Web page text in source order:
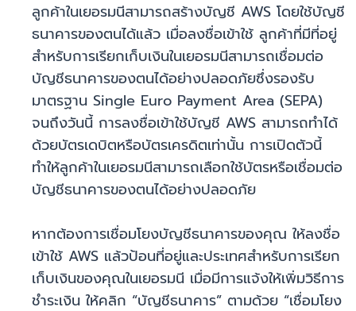
ลูกค้าในเยอรมนีสามารถสร้างบัญชี AWS โดยใช้บัญชี
ธนาคารของตนได้แล้ว เมื่อลงชื่อเข้าใช้ ลูกค้าที่มีที่อยู่
สำหรับการเรียกเก็บเงินในเยอรมนีสามารถเชื่อมต่อ
บัญชีธนาคารของตนได้อย่างปลอดภัยซึ่งรองรับ
มาตรฐาน Single Euro Payment Area (SEPA)
จนถึงวันนี้ การลงชื่อเข้าใช้บัญชี AWS สามารถทำได้
ด้วยบัตรเดบิตหรือบัตรเครดิตเท่านั้น การเปิดตัวนี้
ทำให้ลูกค้าในเยอรมนีสามารถเลือกใช้บัตรหรือเชื่อมต่อ
บัญชีธนาคารของตนได้อย่างปลอดภัย
หากต้องการเชื่อมโยงบัญชีธนาคารของคุณ ให้ลงชื่อ
เข้าใช้ AWS แล้วป้อนที่อยู่และประเทศสำหรับการเรียก
เก็บเงินของคุณในเยอรมนี เมื่อมีการแจ้งให้เพิ่มวิธีการ
ชำระเงิน ให้คลิก “บัญชีธนาคาร” ตามด้วย “เชื่อมโยง